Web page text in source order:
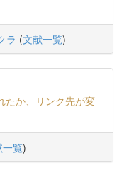
ラ (文献一覧)
たか、リンク先が変
一覧)